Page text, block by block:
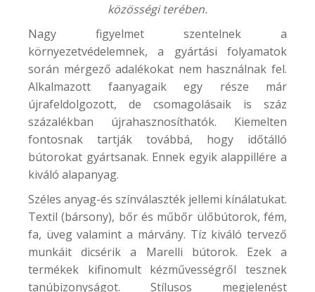
közösségi terében.
Nagy figyelmet szentelnek a
környezetvédelemnek, a gyártási folyamatok
során mérgező adalékokat nem használnak fel.
Alkalmazott faanyagaik egy része már
újrafeldolgozott, de csomagolásaik is száz
százalékban újrahasznosíthatók. Kiemelten
fontosnak tartják továbbá, hogy időtálló
bútorokat gyártsanak. Ennek egyik alappillére a
kiváló alapanyag.
Széles anyag-és színválaszték jellemi kínálatukat.
Textil (bársony), bőr és műbőr ülőbútorok, fém,
fa, üveg valamint a márvány. Tíz kiváló tervező
munkáit dicsérik a Marelli bútorok. Ezek a
termékek kifinomult kézművességről tesznek
tanúbizonyságot. Stílusos megjelenést